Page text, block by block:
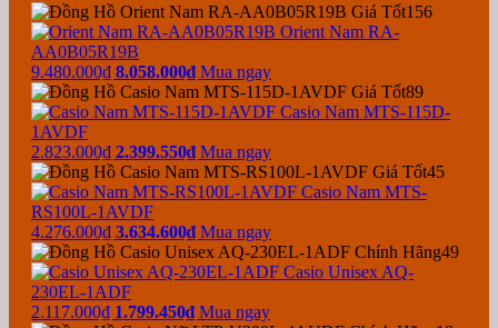
156
Orient Nam RA-
AA0B05R19B
9.480.000₫ 8.058.000₫Mua ngay
89
Casio Nam MTS-115D-
1AVDF
2.823.000₫ 2.399.550₫Mua ngay
45
Casio Nam MTS-
RS100L-1AVDF
4.276.000₫ 3.634.600₫Mua ngay
49
Casio Unisex AQ-
230EL-1ADF
2.117.000₫ 1.799.450₫Mua ngay